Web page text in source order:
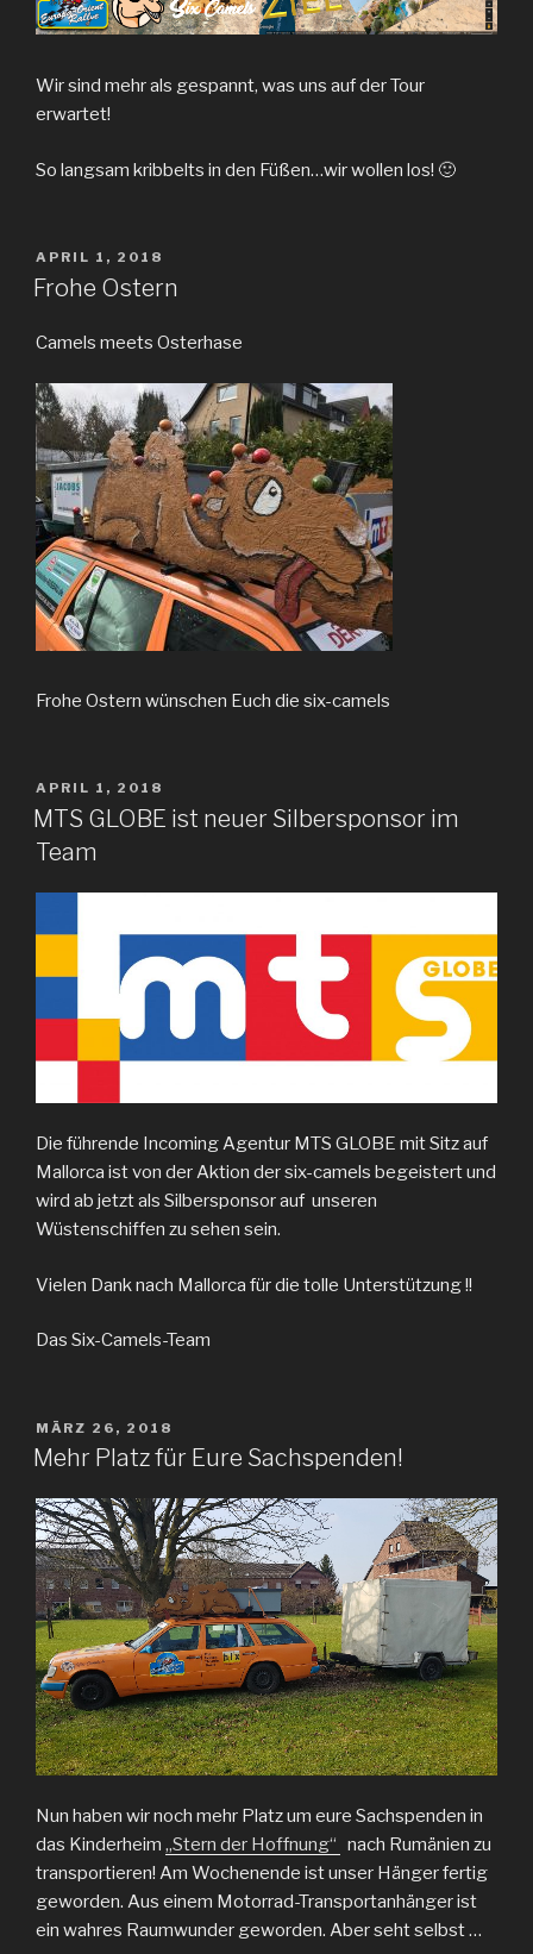
Wir sind mehr als gespannt, was uns auf der Tour
erwartet!
So langsam kribbelts in den Füßen…wir wollen los! 🙂
VERÖFFENTLICHT
AM
APRIL 1, 2018
Frohe Ostern
Camels meets Osterhase
Frohe Ostern wünschen Euch die six-camels
VERÖFFENTLICHT
AM
APRIL 1, 2018
MTS GLOBE ist neuer Silbersponsor im
Team
Die führende Incoming Agentur MTS GLOBE mit Sitz auf
Mallorca ist von der Aktion der six-camels begeistert und
wird ab jetzt als Silbersponsor auf unseren
Wüstenschiffen zu sehen sein.
Vielen Dank nach Mallorca für die tolle Unterstützung !!
Das Six-Camels-Team
VERÖFFENTLICHT
AM
MÄRZ 26, 2018
Mehr Platz für Eure Sachspenden!
Nun haben wir noch mehr Platz um eure Sachspenden in
das Kinderheim „Stern der Hoffnung“ nach Rumänien zu
transportieren! Am Wochenende ist unser Hänger fertig
geworden. Aus einem Motorrad-Transportanhänger ist
ein wahres Raumwunder geworden. Aber seht selbst …